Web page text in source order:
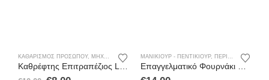
ΚΑΘΑΡΙΣΜΌΣ ΠΡΟΣΏΠΟΥ, ΜΗΧΑΝΈΣ ΑΠΟΤΡΊΧΩΣΗΣ ,ΠΕΡΙΠΟΊΗΣΗ
Καθρέφτης Επιτραπέζιος LED (Mirror LED) XR-1608
ΜΑΝΙΚΙΟΎΡ - ΠΕΝΤΙΚΙΟΎΡ, ΠΕΡΙΠΟΊΗΣΗ
Επαγγελματικό Φουρνάκι Νυχιών 48w LED UV Sun 5